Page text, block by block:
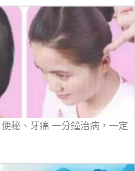
秘、牙痛 一分鐘治病，一定